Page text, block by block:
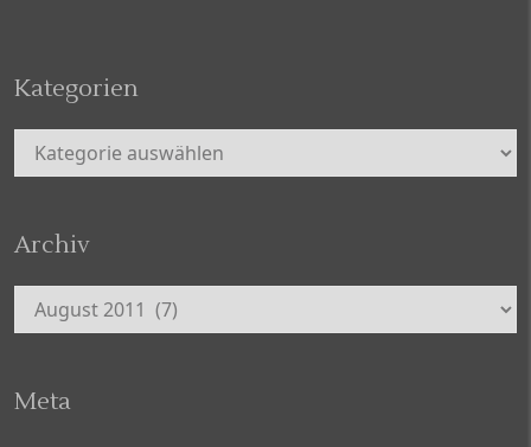
Kategorien
Kategorien
Archiv
Archiv
Meta